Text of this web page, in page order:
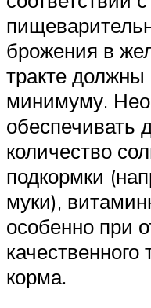
брожения в
тракте
минимуму.
обеспечивать
количество
подкормки
муки),
особенно при
качественного
корма.